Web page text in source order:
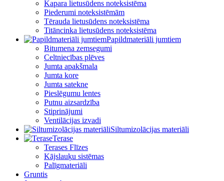
Kapara lietusūdens noteksistēma
Piederumi noteksistēmām
Tērauda lietusūdens noteksistēma
Titāncinka lietusūdens noteksistēma
Papildmateriāli jumtiem
Bitumena zemsegumi
Celtniecības plēves
Jumta apakšmala
Jumta kore
Jumta satekne
Pieslēgumu lentes
Putnu aizsardzība
Stiprinājumi
Ventilācijas izvadi
Siltumizolācijas materiāli
Terase
Terases Flīzes
Kājslauķu sistēmas
Palīgmateriāli
Gruntis